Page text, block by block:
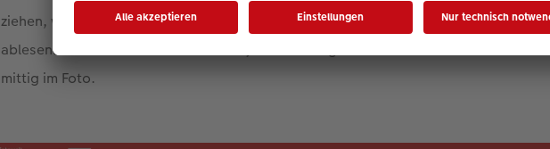
ziehen, wird es kleiner oder größer. Die Größe können Sie in einer eingeblendeten
ablesen. Sie können das Foto auch in jede Richtung drehen. Der Anfasser dazu
mittig im Foto.